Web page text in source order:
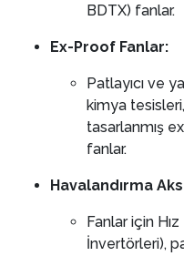
BDTX) fanlar.
Ex-Proof Fanlar:
Patlayıcı ve
kimya
tasarlanmış
fanlar.
Havalandırma
Fanlar için
İnvertörleri),